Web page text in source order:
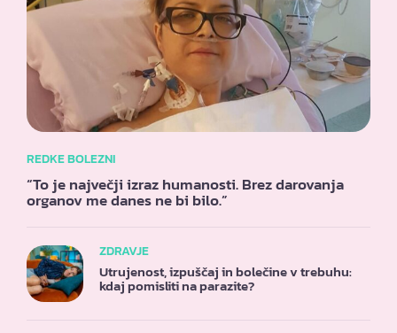
REDKE BOLEZNI
“To je največji izraz humanosti. Brez darovanja
organov me danes ne bi bilo.”
ZDRAVJE
Utrujenost, izpuščaj in bolečine v trebuhu:
kdaj pomisliti na parazite?